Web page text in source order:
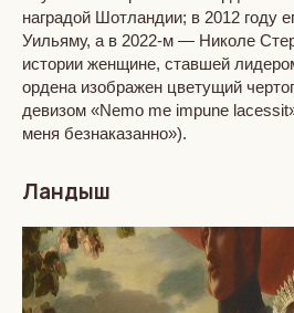
наградой Шотландии; в 2012 году
Уильяму, а в 2022-м — Николе
истории женщине, ставшей
ордена изображен цветущий
девизом «Nemo me impune
меня безнаказанно»).
Ландыш